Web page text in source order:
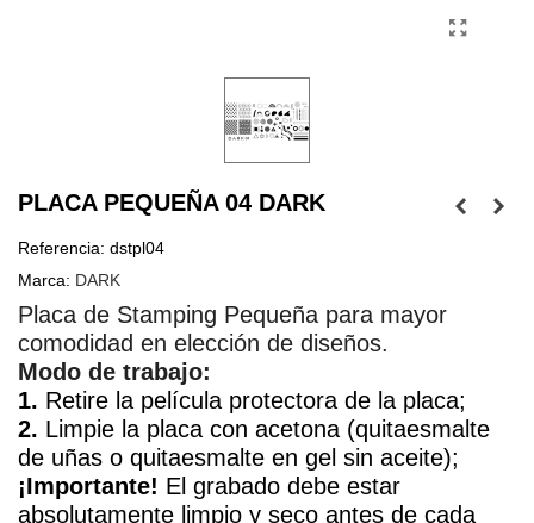
PLACA PEQUEÑA 04 DARK
Referencia: dstpl04
Marca: DARK
Placa de Stamping Pequeña para mayor
comodidad en elección de diseños.
Modo de trabajo:
1. Retire la película protectora de la placa;
2. Limpie la placa con acetona (quitaesmalte
de uñas o quitaesmalte en gel sin aceite);
¡Importante! El grabado debe estar
absolutamente limpio y seco antes de cada